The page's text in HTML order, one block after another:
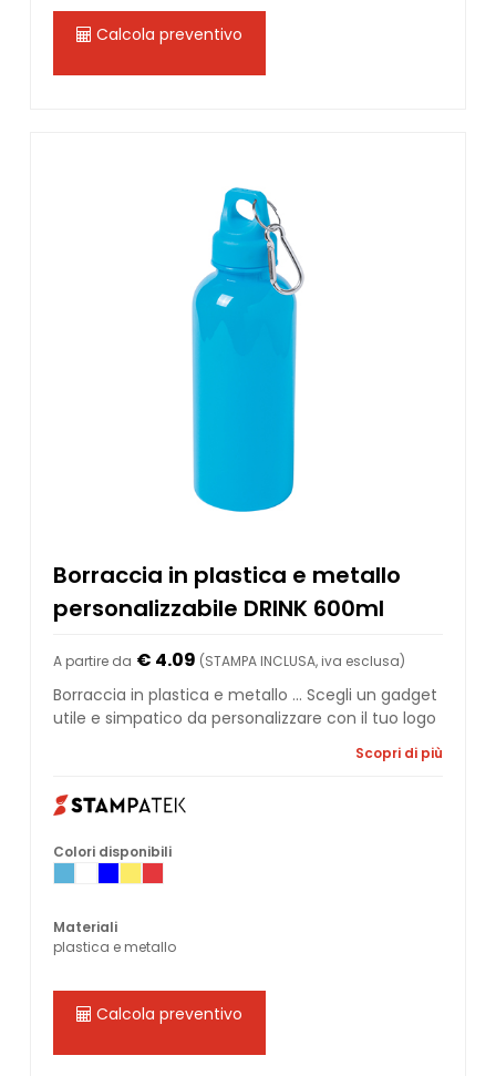
Calcola preventivo
Borraccia in plastica e metallo
personalizzabile DRINK 600ml
A partire da € 4.09 (STAMPA INCLUSA, iva esclusa)
Borraccia in plastica e metallo ... Scegli un gadget
utile e simpatico da personalizzare con il tuo logo
Scopri di più
Colori disponibili
Materiali
plastica e metallo
Calcola preventivo